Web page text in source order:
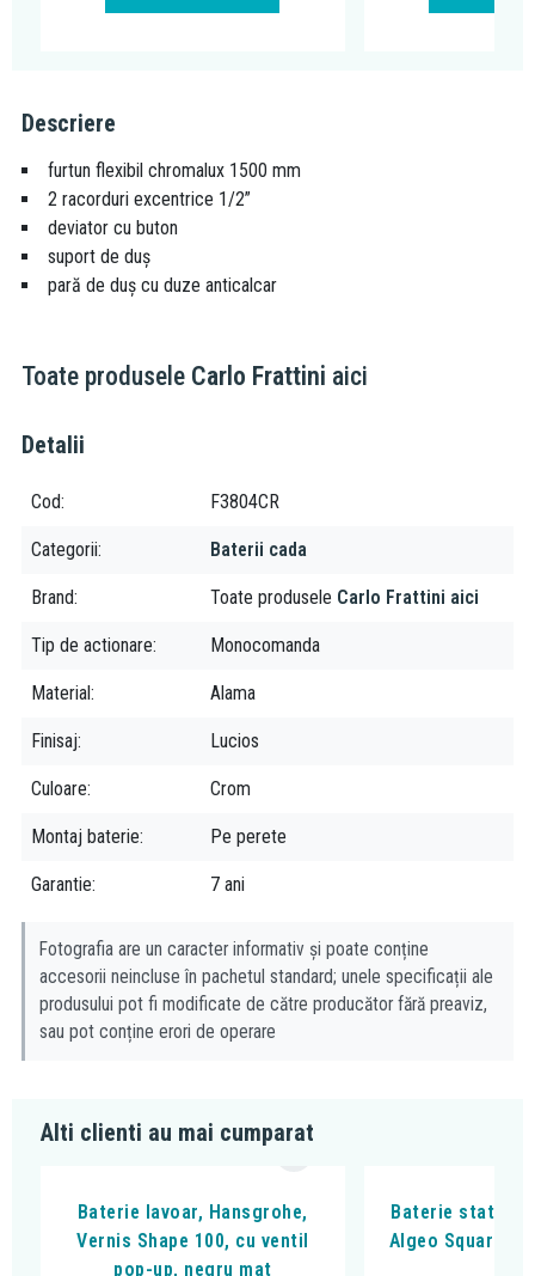
Descriere
furtun flexibil chromalux 1500 mm
2 racorduri excentrice 1/2”
deviator cu buton
suport de duș
pară de duș cu duze anticalcar
Toate produsele Carlo Frattini aici
Detalii
Cod F3804CR
Categorii Baterii cada
Brand Toate produsele Carlo Frattini aici
Tip de actionare Monocomanda
Material Alama
Finisaj Lucios
Culoare Crom
Montaj baterie Pe perete
Garantie 7 ani
Fotografia are un caracter informativ și poate conține
accesorii neincluse în pachetul standard; unele specificații ale
produsului pot fi modificate de către producător fără preaviz,
sau pot conține erori de operare
Alti clienti au mai cumparat
Baterie lavoar, Hansgrohe,
Vernis Shape 100, cu ventil
pop-up, negru mat
Baterie stativa
Algeo Square,